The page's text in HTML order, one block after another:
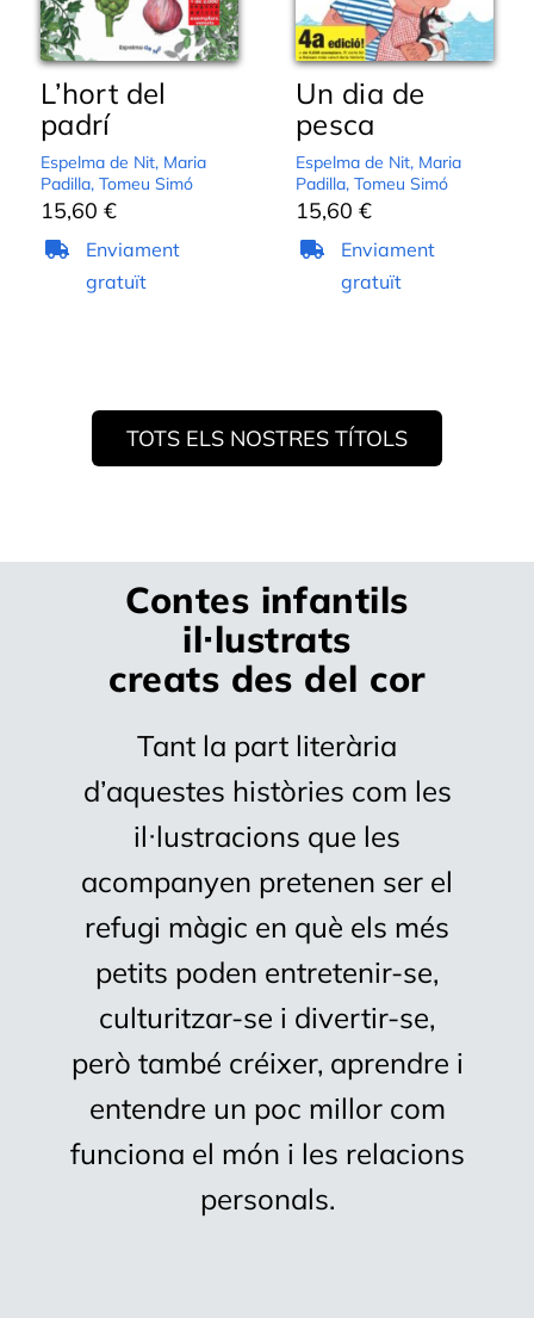
L’hort del
padrí
Espelma de Nit, Maria
Padilla, Tomeu Simó
15,60 €
Enviament
gratuït
Un dia de
pesca
Espelma de Nit, Maria
Padilla, Tomeu Simó
15,60 €
Enviament
gratuït
TOTS ELS NOSTRES TÍTOLS
Contes infantils
il·lustrats
creats des del cor
Tant la part literària
d’aquestes històries com les
il·lustracions que les
acompanyen pretenen ser el
refugi màgic en què els més
petits poden entretenir-se,
culturitzar-se i divertir-se,
però també créixer, aprendre i
entendre un poc millor com
funciona el món i les relacions
personals.